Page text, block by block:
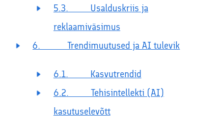
5.3. Usalduskriis ja
reklaamiväsimus
6. Trendimuutused ja AI tulevik
6.1. Kasvutrendid
6.2. Tehisintellekti (AI)
kasutuselevõtt